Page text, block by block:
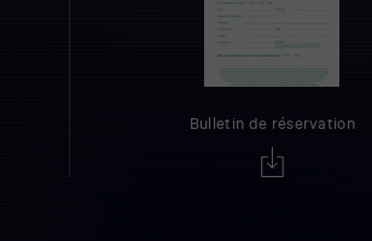
Bulletin de réservation